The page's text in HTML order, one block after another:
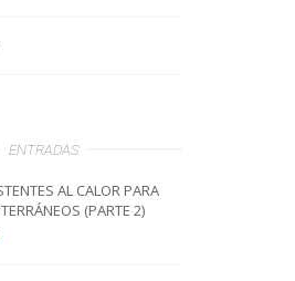
ENTRADAS
AL CALOR PARA
(PARTE 2)